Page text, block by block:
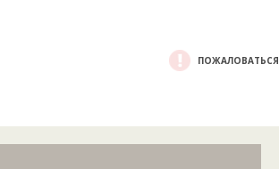
ПОЖАЛОВАТЬСЯ